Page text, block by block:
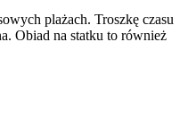
plażach. Troszkę czasu
Obiad na statku to również